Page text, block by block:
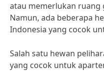
atau memerlukan ruang
Namun, ada beberapa
Indonesia yang cocok
Salah satu hewan
yang cocok untuk